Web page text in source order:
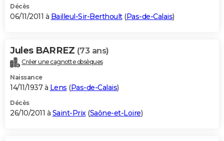
Décès
06/11/2011 à Bailleul-Sir-Berthoult(Pas-de-Calais)
Jules BARREZ (73 ans)
Créer une cagnotte obsèques
Naissance
14/11/1937 à Lens (Pas-de-Calais)
Décès
26/10/2011 à Saint-Prix(Saône-et-Loire)